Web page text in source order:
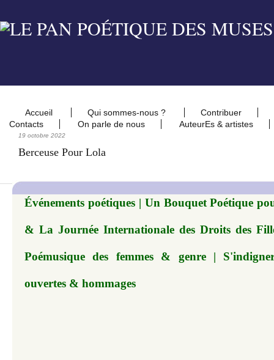
Accueil Qui sommes-nous ?
Contribuer
Contacts
On parle de nous AuteurEs & artistes
19 octobre 2022
Berceuse Pour Lola
Événements poétiques | Un Bouquet Poétique
& La Journée Internationale des Droits des
Poémusique des femmes & genre |
ouvertes & hommages